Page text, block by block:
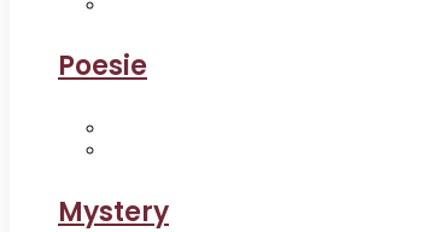
Poesie
Mystery